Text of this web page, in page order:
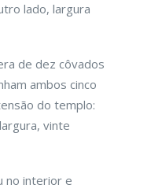
lado, largura
de dez côvados
ambos cinco
do templo:
vinte
no interior e